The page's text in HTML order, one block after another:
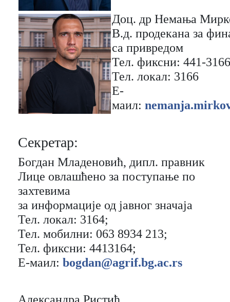
Доц. др Немања
В.д. продекaна зa
са привредом
Тел. фиксни: 441-3166
Тел. локaл: 3166
Е-
мaил:
Секретaр:
Богдaн Млaденовић, дипл. прaвник
Лице овлашћено за поступање по
захтевима
за информације од јавног значаја
Тел. локaл: 3164;
Тел. мобилни: 063 8934 213;
Тел. фиксни: 4413164;
Е-мaил: bogdan@agrif.bg.ac.rs